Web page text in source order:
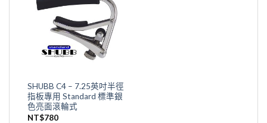
SHUBB C4 – 7.25英吋半徑
指板專用 Standard 標準銀
色亮面滾輪式
NT$780